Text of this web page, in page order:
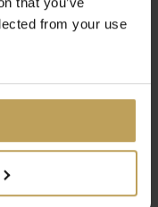
from your use